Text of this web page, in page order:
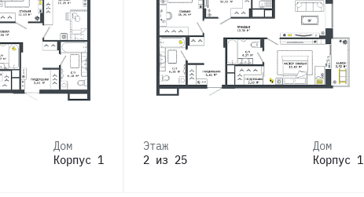
Дом
Корпус 1
Этаж
2 из 25
Дом
Корпус 1